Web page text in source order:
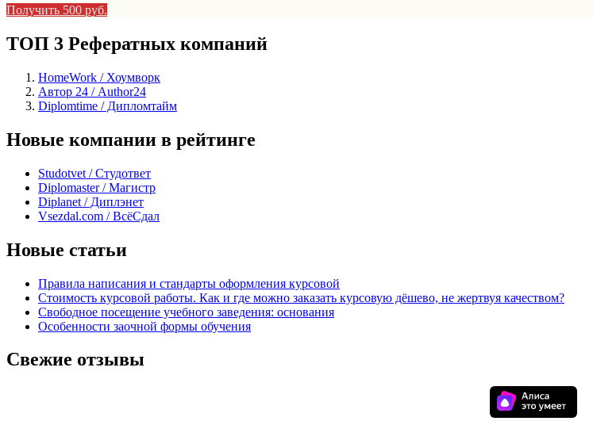
Получить 500 руб.
ТОП 3 Рефератных компаний
HomeWork / Хоумворк
Автор 24 / Author24
Diplomtime / Дипломтайм
Новые компании в рейтинге
Studotvet / Студответ
Diplomaster / Магистр
Diplanet / Диплэнет
Vsezdal.com / ВсёСдал
Новые статьи
Правила написания и стандарты оформления курсовой
Стоимость курсовой работы. Как и где можно заказать курсовую дёшево, не жертвуя качеством?
Свободное посещение учебного заведения: основания
Особенности заочной формы обучения
Свежие отзывы